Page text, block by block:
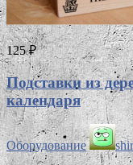
125 ₽
Подставки из
календаря
Оборудование